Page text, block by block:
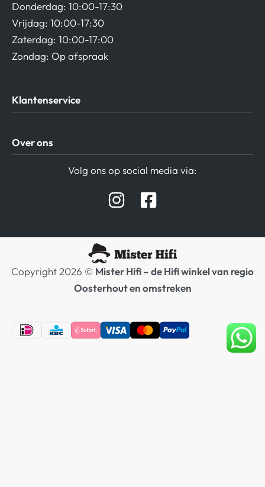
Donderdag: 10:00-17:30
Vrijdag: 10:00-17:30
Zaterdag: 10:00-17:00
Zondag: Op afspraak
Klantenservice
Privacy beleid
Verzending / Retour
Over ons
Hifi winkel Raamsdonksveer
Volg ons op social media via:
Copyright 2026 © Mister Hifi – de Hifi winkel van regio
Oosterhout en omstreken